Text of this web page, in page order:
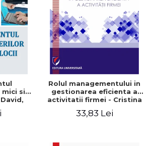
si
Rolul managementului in
gestionarea eficienta a
activitatii firmei - Cristina
Gabriel Nastase, Mihaela-
33,83 Lei